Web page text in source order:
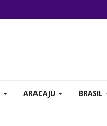
ARACAJU BRASIL